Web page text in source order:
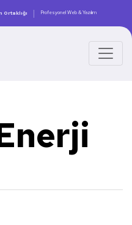
| Profesyonel Web & Yazılım